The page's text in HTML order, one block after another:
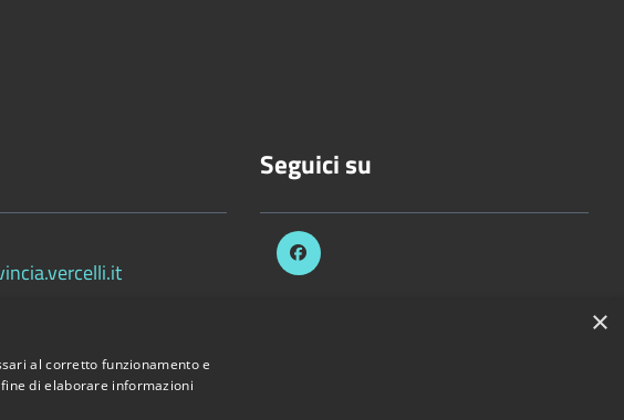
Seguici su
×
al corretto funzionamento e
di elaborare informazioni